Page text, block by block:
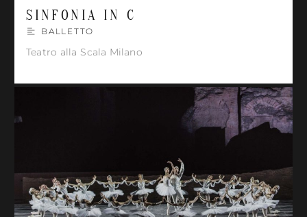
SINFONIA IN C
BALLETTO
Teatro alla Scala Milano